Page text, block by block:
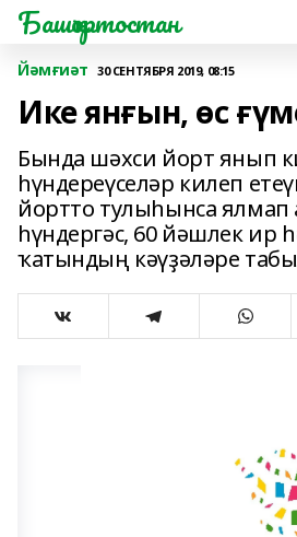
Башҡортостан
Йәмғиәт 30 СЕНТЯБРЯ 2019, 08:15
Ике янғын, өс
Бында шәхси йорт янып
һүндереүселәр килеп
йортто тулыһынса ялмап
һүндергәс, 60 йәшлек ир
ҡатындың кәүҙәләре